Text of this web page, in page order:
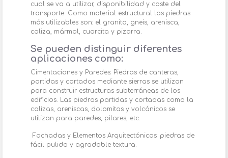
cual se va a utilizar, disponibilidad y coste del
transporte. Como material estructural las piedras
más utilizables son: el granito, gneis, arenisca,
caliza, mármol, cuarcita y pizarra.
Se pueden distinguir diferentes
aplicaciones como:
Cimentaciones y Paredes: Piedras de canteras,
partidas y cortados mediante sierras se utilizan
para construir estructuras subterráneas de los
edificios. Las piedras partidas y cortadas como la
calizas, areniscas, dolomitas y volcánicos se
utilizan para paredes, pilares, etc.
Fachadas y Elementos Arquitectónicos: piedras de
fácil pulido y agradable textura.